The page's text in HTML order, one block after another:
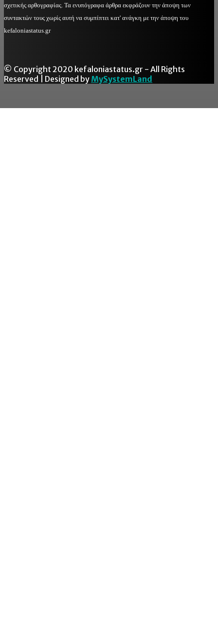
σχετικής αρθογραφίας. Τα ενυπόγραφα άρθρα εκφράζουν την άποψη των
συντακτών τους χωρίς αυτή να συμπίπτει κατ' ανάγκη με την άποψη του
kefaloniastatus.gr
© Copyright 2020 kefaloniastatus.gr - All Rights
Reserved | Designed by MySystemLand